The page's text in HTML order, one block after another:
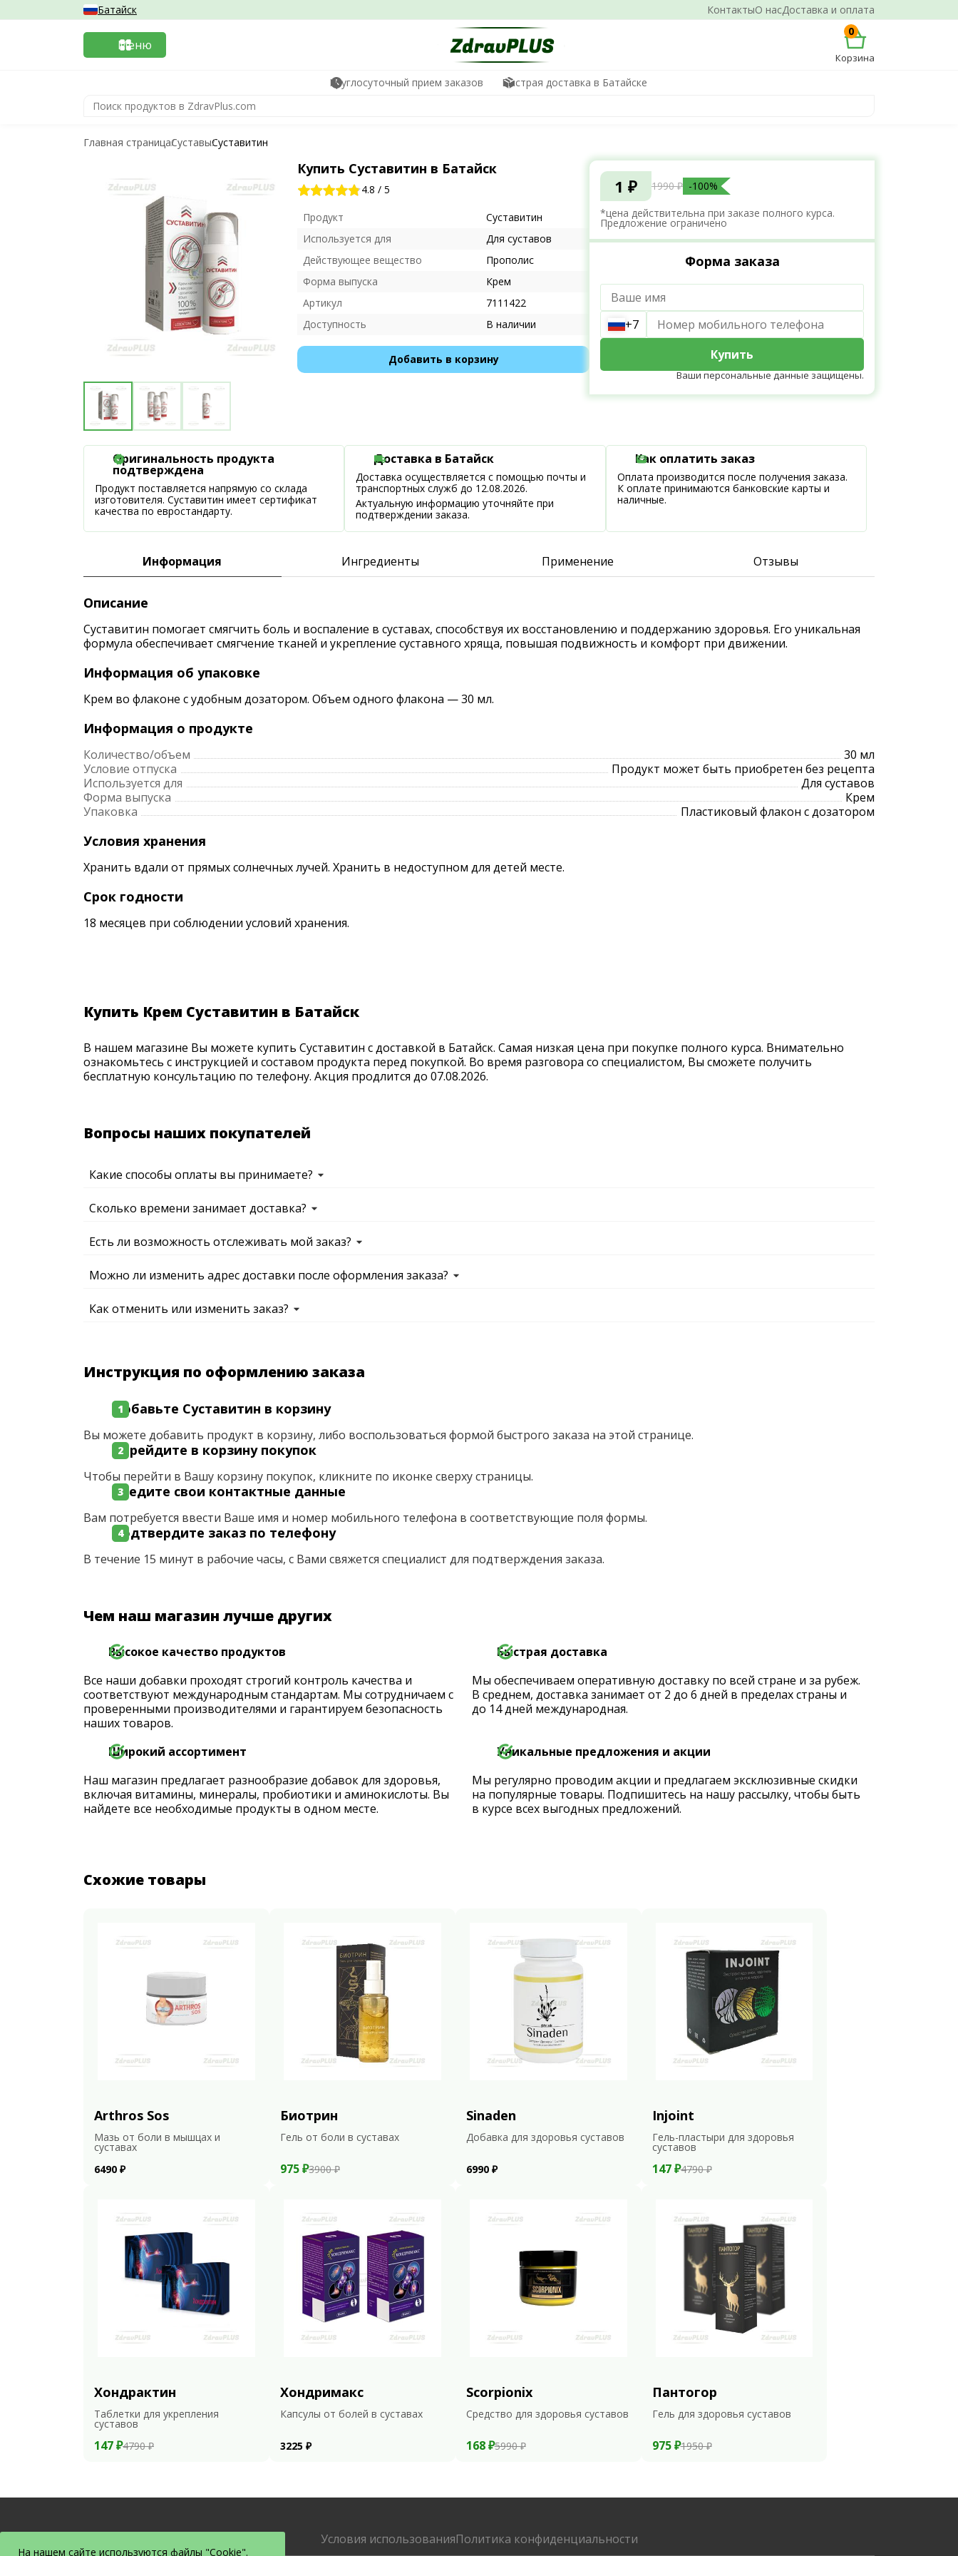
КонтактыО насДоставка и оплата
Батайск
Меню
0
Корзина
Круглосуточный прием заказов Быстрая доставка в Батайске
Главная страницаСуставыСуставитин
Купить Суставитин в Батайск
4.8 / 5
Продукт
Суставитин
Используется для
Для суставов
Действующее вещество
Прополис
Форма выпуска
Крем
Артикул
7111422
Доступность
В наличии
Добавить в корзину
1 ₽ 1990 ₽ -100%
*цена действительна при заказе полного курса.
Предложение ограничено
Форма заказа
+7
Купить
Ваши персональные данные защищены.
Оригинальность продукта
подтверждена
Продукт поставляется напрямую со склада
изготовителя. Суставитин имеет сертификат
качества по евростандарту.
Доставка в Батайск
Доставка осуществляется с помощью почты и
транспортных служб до 12.08.2026.
Актуальную информацию уточняйте при
подтверждении заказа.
Как оплатить заказ
Оплата производится после получения заказа.
К оплате принимаются банковские карты и
наличные.
Информация Ингредиенты Применение Отзывы
Описание
Суставитин помогает смягчить боль и воспаление в суставах, способствуя их восстановлению и поддержанию здоровья. Его уникальная
формула обеспечивает смягчение тканей и укрепление суставного хряща, повышая подвижность и комфорт при движении.
Информация об упаковке
Крем во флаконе с удобным дозатором. Объем одного флакона — 30 мл.
Информация о продукте
Количество/объем
30 мл
Условие отпуска
Продукт может быть приобретен без рецепта
Используется для
Для суставов
Форма выпуска
Крем
Упаковка
Пластиковый флакон с дозатором
Условия хранения
Хранить вдали от прямых солнечных лучей. Хранить в недоступном для детей месте.
Срок годности
18 месяцев при соблюдении условий хранения.
Купить Крем Суставитин в Батайск
В нашем магазине Вы можете купить Суставитин с доставкой в Батайск. Самая низкая цена при покупке полного курса. Внимательно
ознакомьтесь с инструкцией и составом продукта перед покупкой. Во время разговора со специалистом, Вы сможете получить
бесплатную консультацию по телефону. Акция продлится до 07.08.2026.
Вопросы наших покупателей
Какие способы оплаты вы принимаете?
Сколько времени занимает доставка?
Есть ли возможность отслеживать мой заказ?
Можно ли изменить адрес доставки после оформления заказа?
Как отменить или изменить заказ?
Инструкция по оформлению заказа
Добавьте Суставитин в корзину
Вы можете добавить продукт в корзину, либо воспользоваться формой быстрого заказа на этой странице.
Перейдите в корзину покупок
Чтобы перейти в Вашу корзину покупок, кликните по иконке сверху страницы.
Введите свои контактные данные
Вам потребуется ввести Ваше имя и номер мобильного телефона в соответствующие поля формы.
Подтвердите заказ по телефону
В течение 15 минут в рабочие часы, с Вами свяжется специалист для подтверждения заказа.
Чем наш магазин лучше других
Высокое качество продуктов
Все наши добавки проходят строгий контроль качества и
соответствуют международным стандартам. Мы сотрудничаем с
проверенными производителями и гарантируем безопасность
наших товаров.
Быстрая доставка
Мы обеспечиваем оперативную доставку по всей стране и за рубеж.
В среднем, доставка занимает от 2 до 6 дней в пределах страны и
до 14 дней международная.
Широкий ассортимент
Наш магазин предлагает разнообразие добавок для здоровья,
включая витамины, минералы, пробиотики и аминокислоты. Вы
найдете все необходимые продукты в одном месте.
Уникальные предложения и акции
Мы регулярно проводим акции и предлагаем эксклюзивные скидки
на популярные товары. Подпишитесь на нашу рассылку, чтобы быть
в курсе всех выгодных предложений.
Схожие товары
Arthros Sos
Мазь от боли в мышцах и
суставах
6490 ₽
Биотрин
Гель от боли в суставах
975 ₽3900 ₽
Sinaden
Добавка для здоровья суставов
6990 ₽
Injoint
Гель-пластыри для здоровья
суставов
147 ₽4790 ₽
Хондрактин
Таблетки для укрепления
суставов
147 ₽4790 ₽
Хондримакс
Капсулы от болей в суставах
3225 ₽
Scorpionix
Средство для здоровья суставов
168 ₽5990 ₽
Пантогор
Гель для здоровья суставов
975 ₽1950 ₽
Условия использованияПолитика конфиденциальности
На нашем сайте используются файлы "Cookie".